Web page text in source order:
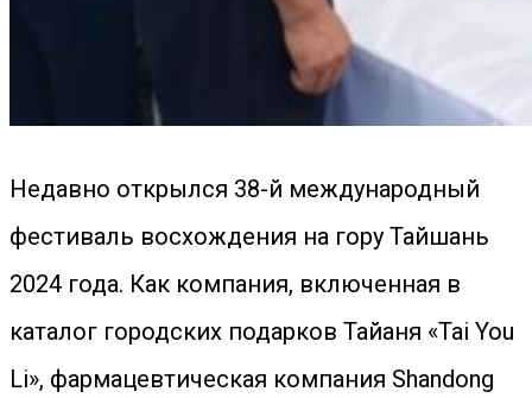
Недавно открылся 38-й международный
фестиваль восхождения на гору Тайшань
2024 года. Как компания, включенная в
каталог городских подарков Тайаня «Tai You
Li», фармацевтическая компания Shandong